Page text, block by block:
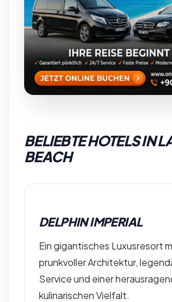
BELIEBTE HOTELS IN
BEACH
DELPHIN IMPERIAL
Ein gigantisches Luxusresort
prunkvoller Architektur,
Service und einer
kulinarischen Vielfalt.